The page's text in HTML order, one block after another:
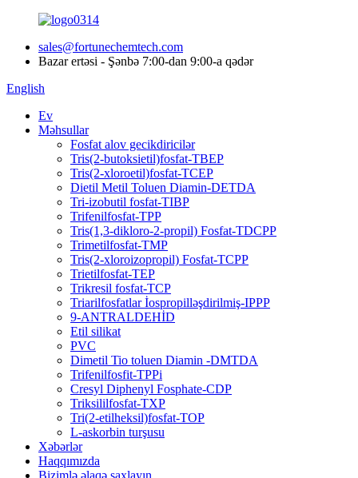
sales@fortunechemtech.com
Bazar ertəsi - Şənbə 7:00-dan 9:00-a qədər
English
Ev
Məhsullar
Fosfat alov gecikdiricilər
Tris(2-butoksietil)fosfat-TBEP
Tris(2-xloroetil)fosfat-TCEP
Dietil Metil Toluen Diamin-DETDA
Tri-izobutil fosfat-TIBP
Trifenilfosfat-TPP
Tris(1,3-dikloro-2-propil) Fosfat-TDCPP
Trimetilfosfat-TMP
Tris(2-xloroizopropil) Fosfat-TCPP
Trietilfosfat-TEP
Trikresil fosfat-TCP
Triarilfosfatlar İospropilləşdirilmiş-IPPP
9-ANTRALDEHİD
Etil silikat
PVC
Dimetil Tio toluen Diamin -DMTDA
Trifenilfosfit-TPPi
Cresyl Diphenyl Fosphate-CDP
Triksililfosfat-TXP
Tri(2-etilheksil)fosfat-TOP
L-askorbin turşusu
Xəbərlər
Haqqımızda
Bizimlə əlaqə saxlayın